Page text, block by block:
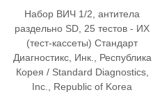
Набор ВИЧ 1/2, антитела
раздельно SD, 25 тестов - ИХ
(тест-кассеты) Стандарт
Диагностикс, Инк., Республика
Корея / Standard Diagnostics,
Inc., Republic of Korea